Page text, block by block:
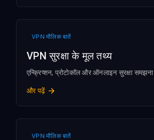
VPN मौलिक बातें
VPN सुरक्षा के मूल तथ्य
एन्क्रिप्शन, प्रोटोकॉल और ऑनलाइन सुरक्षा समझना
और पढ़ें
VPN मौलिक बातें